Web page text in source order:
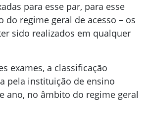
para esse par, para esse
do regime geral de acesso – os
sido realizados em qualquer
exames, a classificação
pela instituição de ensino
ano, no âmbito do regime geral